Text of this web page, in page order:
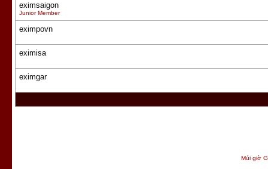
eximsaigon
Junior Member
eximpovn
eximisa
eximgar
Múi giờ